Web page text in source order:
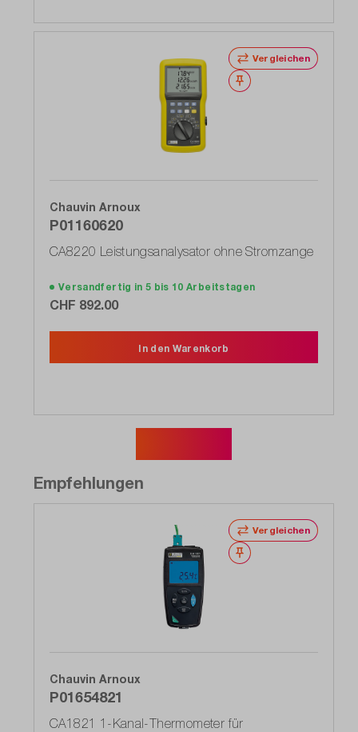
Vergleichen
Merken
Chauvin Arnoux
P01160620
CA8220 Leistungsanalysator ohne Stromzange
Versandfertig in 5 bis 10 Arbeitstagen
CHF 892.00
In den Warenkorb
Empfehlungen
Vergleichen
Merken
Chauvin Arnoux
P01654821
CA1821 1-Kanal-Thermometer für